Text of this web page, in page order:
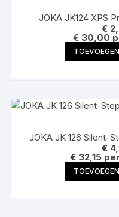
JOKA JK124 XPS
€
€ 30,00
JOKA JK 126 Silent-
€
€ 32,15